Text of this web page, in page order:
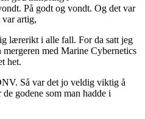
På godt og vondt. Og det var
artig,
lærerikt i alle fall. For da satt jeg
med Marine Cybernetics
het.
Så var det jo veldig viktig å
godene som man hadde i